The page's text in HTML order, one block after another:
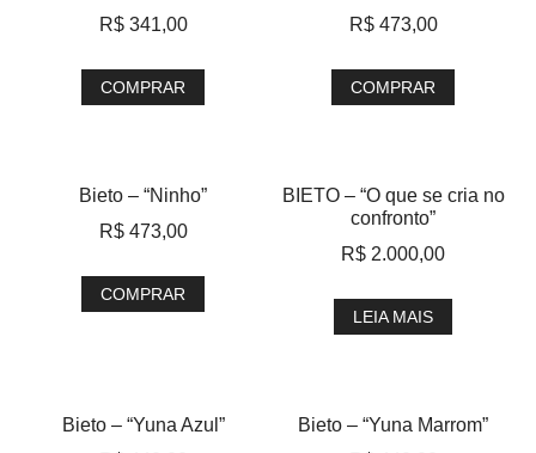
R$341,00
COMPRAR
R$473,00
COMPRAR
Bieto – “Ninho”
R$473,00
COMPRAR
BIETO – “O que se cria no
confronto”
R$ 2.000,00
LEIA MAIS
Bieto – “Yuna Azul”
Bieto – “Yuna Marrom”